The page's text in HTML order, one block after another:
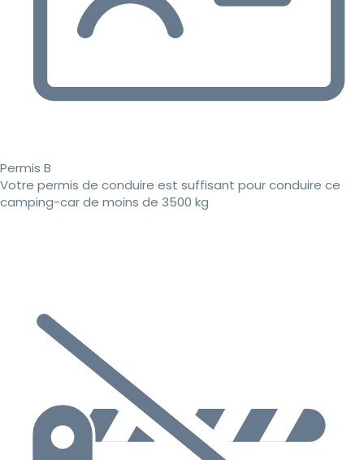
Permis B
Votre permis de conduire est suffisant pour conduire ce
camping-car de moins de 3500 kg